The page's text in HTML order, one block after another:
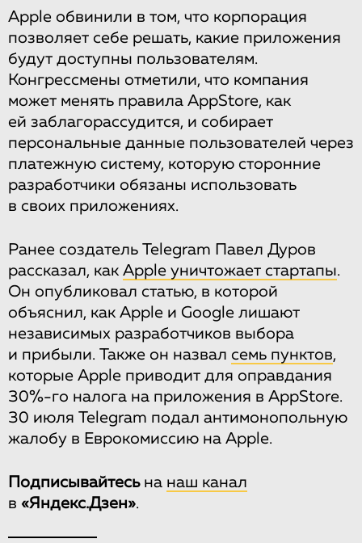
Apple обвинили в том, что корпорация
позволяет себе решать, какие приложения
будут доступны пользователям.
Конгрессмены отметили, что компания
может менять правила AppStore, как
ей заблагорассудится, и собирает
персональные данные пользователей через
платежную систему, которую сторонние
разработчики обязаны использовать
в своих приложениях.
Ранее создатель Telegram Павел Дуров
рассказал, как Apple уничтожает стартапы.
Он опубликовал статью, в которой
объяснил, как Apple и Google лишают
независимых разработчиков выбора
и прибыли. Также он назвал семь пунктов,
которые Apple приводит для оправдания
30%-го налога на приложения в AppStore.
30 июля Telegram подал антимонопольную
жалобу в Еврокомиссию на Apple.
Подписывайтесьна наш канал
в «Яндекс.Дзен».